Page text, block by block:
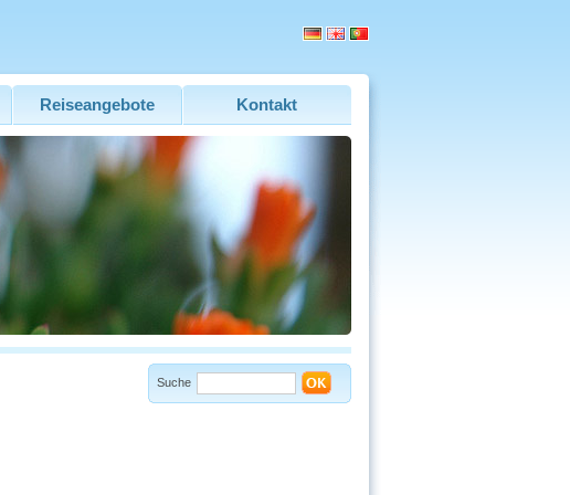
Reiseangebote Kontakt
Suche